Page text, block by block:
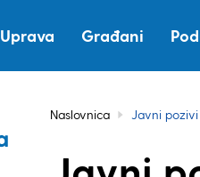
Uprava Građani
Naslovnica Javni